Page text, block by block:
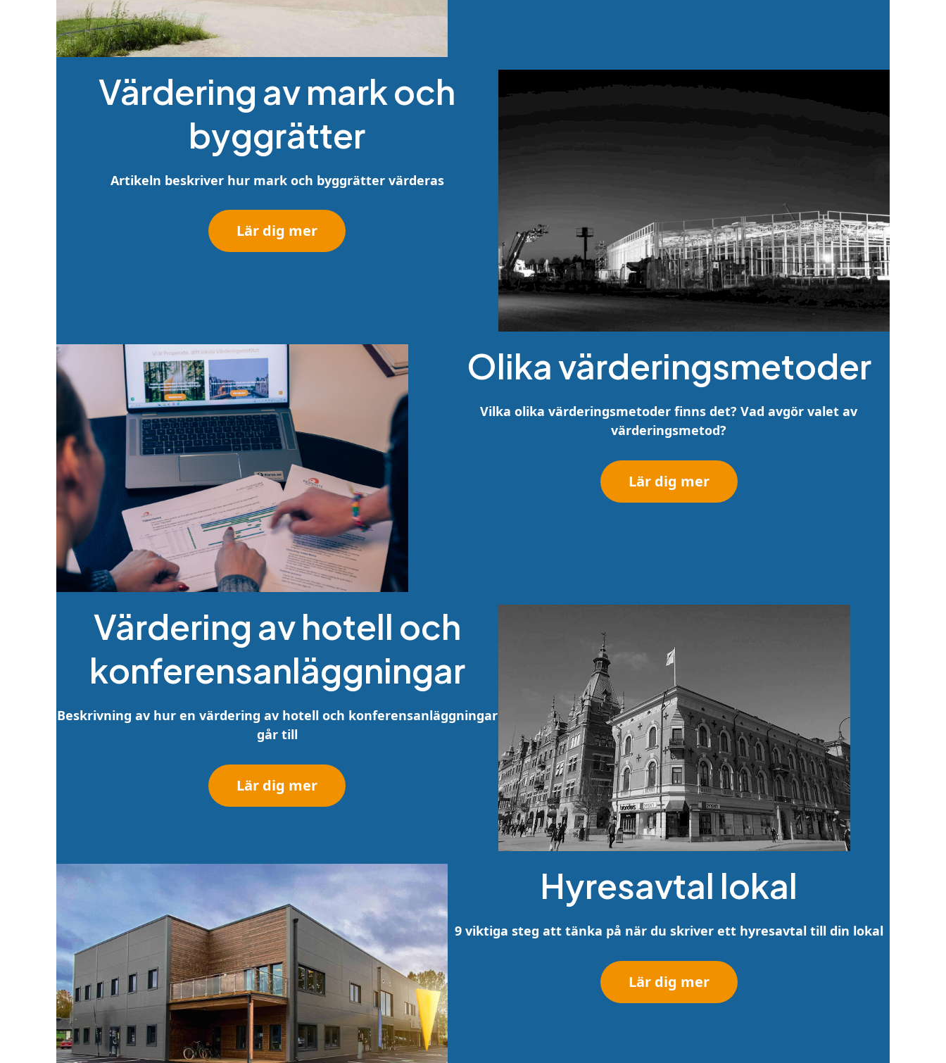
Värdering av mark och
byggrätter
Artikeln beskriver hur mark och byggrätter värderas
Lär dig mer
Olika värderingsmetoder
Vilka olika värderingsmetoder finns det? Vad avgör valet av
värderingsmetod?
Lär dig mer
Värdering av hotell och
konferensanläggningar
Beskrivning av hur en värdering av hotell och konferensanläggningar
går till
Lär dig mer
Hyresavtal lokal
9 viktiga steg att tänka på när du skriver ett hyresavtal till din lokal
Lär dig mer